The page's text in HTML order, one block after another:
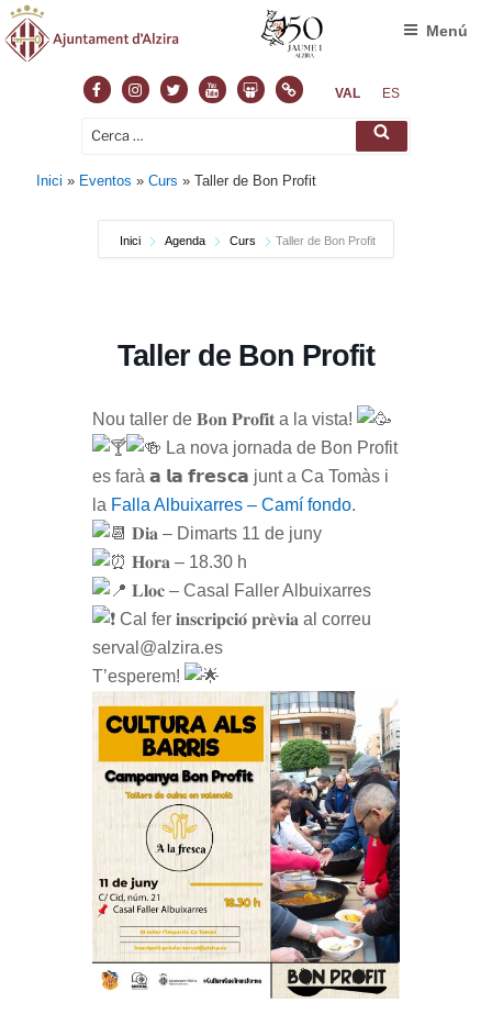
FacebookInstagram
TwitterYoutubeSlideshare
NormasVAL ES
Cerca: Cerca
Menú
Inici » Eventos »Curs »Taller de Bon Profit
Inici Agenda Curs Taller de Bon Profit
Taller de Bon Profit
Nou taller de 𝐁𝐨𝐧 𝐏𝐫𝐨𝐟𝐢𝐭 a la vista!
La nova jornada de Bon Profit
es farà 𝗮 𝗹𝗮 𝗳𝗿𝗲𝘀𝗰𝗮 junt a Ca Tomàs i
la Falla Albuixarres – Camí fondo.
𝐃𝐢𝐚 – Dimarts 11 de juny
𝐇𝐨𝐫𝐚 – 18.30 h
𝐋𝐥𝐨𝐜 – Casal Faller Albuixarres
Cal fer 𝐢𝐧𝐬𝐜𝐫𝐢𝐩𝐜𝐢𝐨́ 𝐩𝐫𝐞̀𝐯𝐢𝐚 al correu
serval@alzira.es
T’esperem!